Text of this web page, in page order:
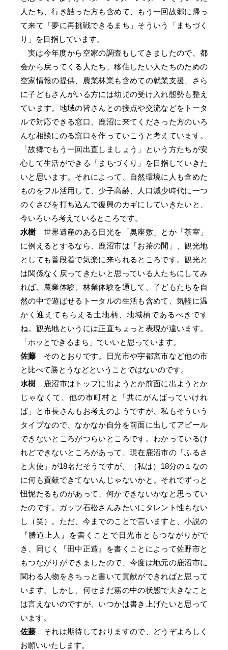
人たち、行き詰った方も含めて、もう一回故郷に帰っ
て来て「夢に再挑戦できるまち」そういう「まちづく
り」を目指しています。
実は今年度から空家の調査もしてきましたので、都
会から戻ってくる人たち、移住したい人たちのための
空家情報の提供、農業林業も含めての就業支援、さら
に子どもさんがいる方には幼児の受け入れ態勢も整え
ています。地域の皆さんとの接点や交流などをトータ
ルで対応できる窓口、鹿沼に来てくださった方のいろ
んな相談にのる窓口を作っていこうと考えています。
「故郷でもう一回出直しましょう」という方たちが安
心して生活ができる「まちづくり」を目指していきた
いと思います。それによって、自然環境に人も含めた
ものをフル活用して、少子高齢、人口減少時代に一つ
のくさびを打ち込んで復興のカギにしていきたいと、
今いろいろ考えているところです。
水樹世界遺産のある日光を「奥座敷」とか「茶室」
に例えるとするなら、鹿沼市は「お茶の間」、観光地
としても普段着で気楽に来られるところです。観光と
は関係なく戻ってきたいと思っている人たちにしてみ
れば、農業体験、林業体験を通して、子どもたちを自
然の中で遊ばせるトータルの生活も含めて、気軽に温
かく迎えてもらえる土地柄、地域柄であるべきです
ね。観光地というには正直ちょっと表現が違います。
「ホッとできるまち」でいいと思っています。
佐藤 そのとおりです。日光市や宇都宮市など他の市
と比べて勝とうなどということではないのです。
水樹鹿沼市はトップに出ようとか前面に出ようとか
じゃなくて、他の市町村と「共にがんばっていけれ
ば」と市長さんもお考えのようですが、私もそういう
タイプなので、なかなか自分を前面に出してアピール
できないところがつらいところです。わかっているけ
れどできないところがあって、現在鹿沼市の「ふるさ
と大使」が18名だそうですが、（私は）18分の１なの
に何も貢献できてないんじゃないかと。それでずっと
忸怩たるものがあって、何かできないかなと思ってい
たのです。ガッツ石松さんみたいにタレント性もない
し（笑）。ただ、今までのことで言いますと、小説の
『勝道上人』を書くことで日光市ともつながりがで
き、同じく『田中正造』を書くことによって佐野市と
もつながりができましたので、今度は地元の鹿沼市に
関わる人物をきちっと書いて貢献ができればと思って
います。しかし、何せまだ霧の中の状態で大きなこと
は言えないのですが、いつかは書き上げたいと思って
います。
佐藤 それは期待しておりますので、どうぞよろしく
お願いいたします。